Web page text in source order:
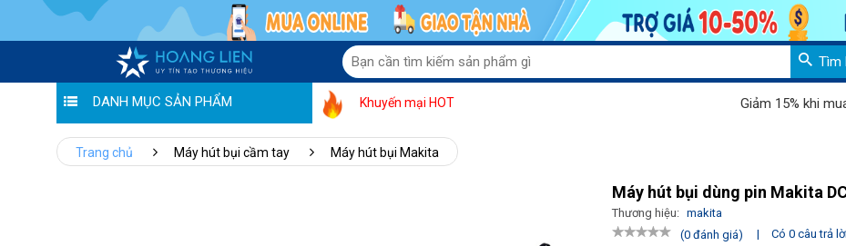
Tìm
DANH MỤC SẢN PHẨM Khuyến mại HOT Giảm 15% khi mua
Trang chủ Máy hút bụi cầm tay Máy hút bụi Makita
Máy hút bụi dùng pin Makita
Thương hiệu: makita
(0 đánh giá)
|
Có 0 câu trả